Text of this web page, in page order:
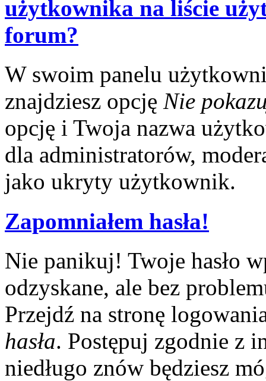
użytkownika na liście
forum?
W swoim panelu
znajdziesz opcję Nie
opcję i Twoja nazwa
dla administratorów,
jako ukryty użytkownik.
Zapomniałem hasła!
Nie panikuj! Twoje hasło
odzyskane, ale bez
Przejdź na stronę
hasła. Postępuj zgodnie z
niedługo znów będziesz